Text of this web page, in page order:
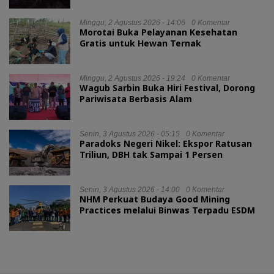
Minggu, 2 Agustus 2026 - 14:06 0 Komentar
Morotai Buka Pelayanan Kesehatan
Gratis untuk Hewan Ternak
Minggu, 2 Agustus 2026 - 19:24 0 Komentar
Wagub Sarbin Buka Hiri Festival, Dorong
Pariwisata Berbasis Alam
Senin, 3 Agustus 2026 - 05:15 0 Komentar
Paradoks Negeri Nikel: Ekspor Ratusan
Triliun, DBH tak Sampai 1 Persen
Senin, 3 Agustus 2026 - 14:00 0 Komentar
NHM Perkuat Budaya Good Mining
Practices melalui Binwas Terpadu ESDM